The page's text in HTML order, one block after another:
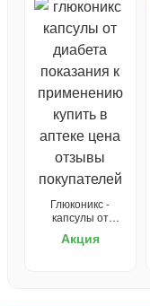
Глюконикс -
капсулы от
Акция